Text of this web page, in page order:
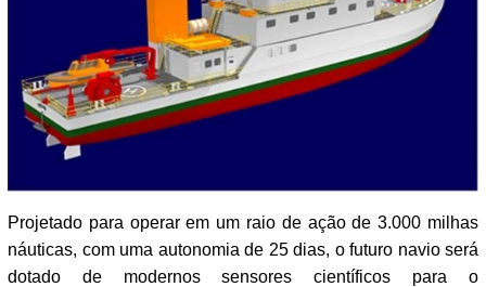
Projetado para operar em um raio de ação de 3.000 milhas
náuticas, com uma autonomia de 25 dias, o futuro navio será
dotado de modernos sensores científicos para o